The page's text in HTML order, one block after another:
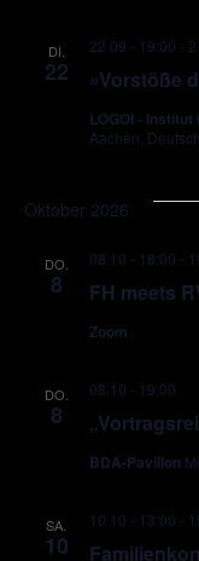
DI.
22 »Vorstöße
22.09 - 19:00 -
LOGOI -
Aachen,
Oktober 2026
DO.
8 FH meets
08.10 - 18:00 -
Zoom
DO.
8
08.10 - 19:00
BDA-Pavillon
SA.
10
10.10 - 13:00 -